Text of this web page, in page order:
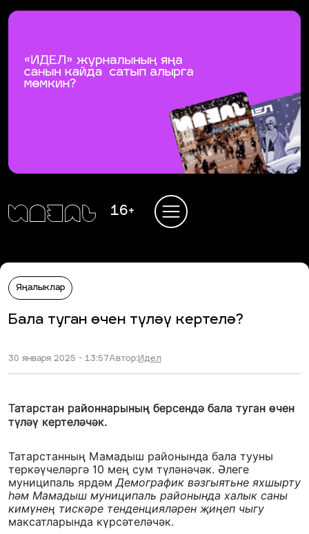
16+
Яңалыклар
Бала туган өчен түләү кертелә?
30 января 2025 - 13:57Автор:Идел
Татарстан районнарының берсендә бала туган өчен
түләү кертеләчәк.
Татарстанның Мамадыш районында бала тууны
теркәүчеләргә 10 мең сум түләнәчәк. Әлеге
муниципаль ярдәмДемографик вәзгыятьне яхшырту
һәм Мамадыш муниципаль районында халык саны
кимүнең тискәре тенденцияләрен җиңеп чыгу
максатларында күрсәтеләчәк.